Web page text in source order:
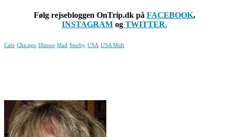
Følg rejsebloggen OnTrip.dk på FACEBOOK,
INSTAGRAM og TWITTER.
Cafe Chicago Illinois Mad Storby USA USA Midt